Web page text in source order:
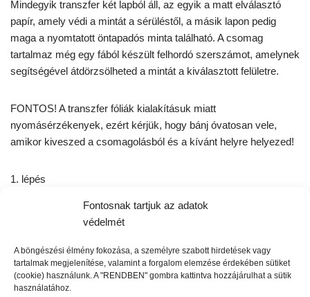
Fontosnak tartjuk az adatok
védelmét
A böngészési élmény fokozása, a személyre szabott hirdetések vagy
tartalmak megjelenítése, valamint a forgalom elemzése érdekében sütiket
(cookie) használunk. A "RENDBEN" gombra kattintva hozzájárulhat a sütik
használatához.
Mindegyik transzfer két lapból áll, az egyik a matt elválasztó
papír, amely védi a mintát a sérüléstől, a másik lapon pedig
maga a nyomtatott öntapadós minta található. A csomag
tartalmaz még egy fából készült felhordó szerszámot, amelynek
segítségével átdörzsölheted a mintát a kiválasztott felületre.
FONTOS! A transzfer fóliák kialakításuk miatt
nyomásérzékenyek, ezért kérjük, hogy bánj óvatosan vele,
amikor kiveszed a csomagolásból és a kívánt helyre helyezed!
1. lépés
A matt papír eltávolítása előtt tervezd meg a minta helyét,
2. lépés